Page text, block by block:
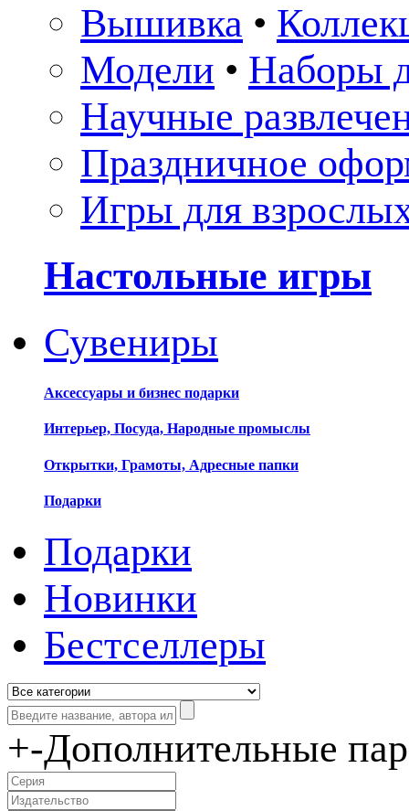
Вышивка •
Модели • Наборы
Научные
Праздничное
Игры для
Настольные игры
Сувениры
Аксессуары и бизнес подарки
Интерьер, Посуда, Народные промыслы
Открытки, Грамоты, Адресные папки
Подарки
Подарки
Новинки
Бестселлеры
+-Дополнительные